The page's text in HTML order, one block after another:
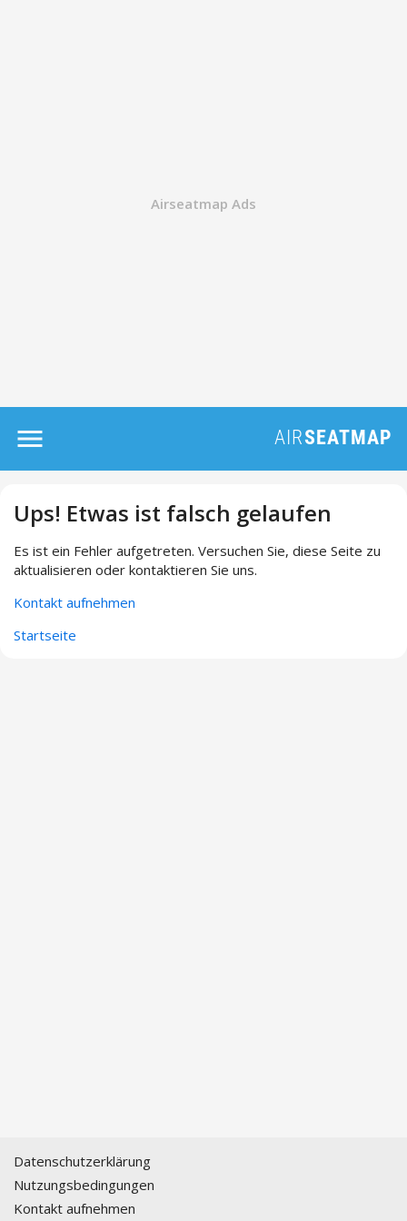
Ups! Etwas ist falsch gelaufen
Es ist ein Fehler aufgetreten. Versuchen Sie, diese Seite zu
aktualisieren oder kontaktieren Sie uns.
Kontakt aufnehmen
Startseite
Datenschutzerklärung
Nutzungsbedingungen
Kontakt aufnehmen